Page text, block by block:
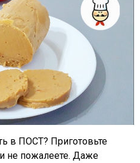
в ПОСТ? Приготовьте
не пожалеете. Даже